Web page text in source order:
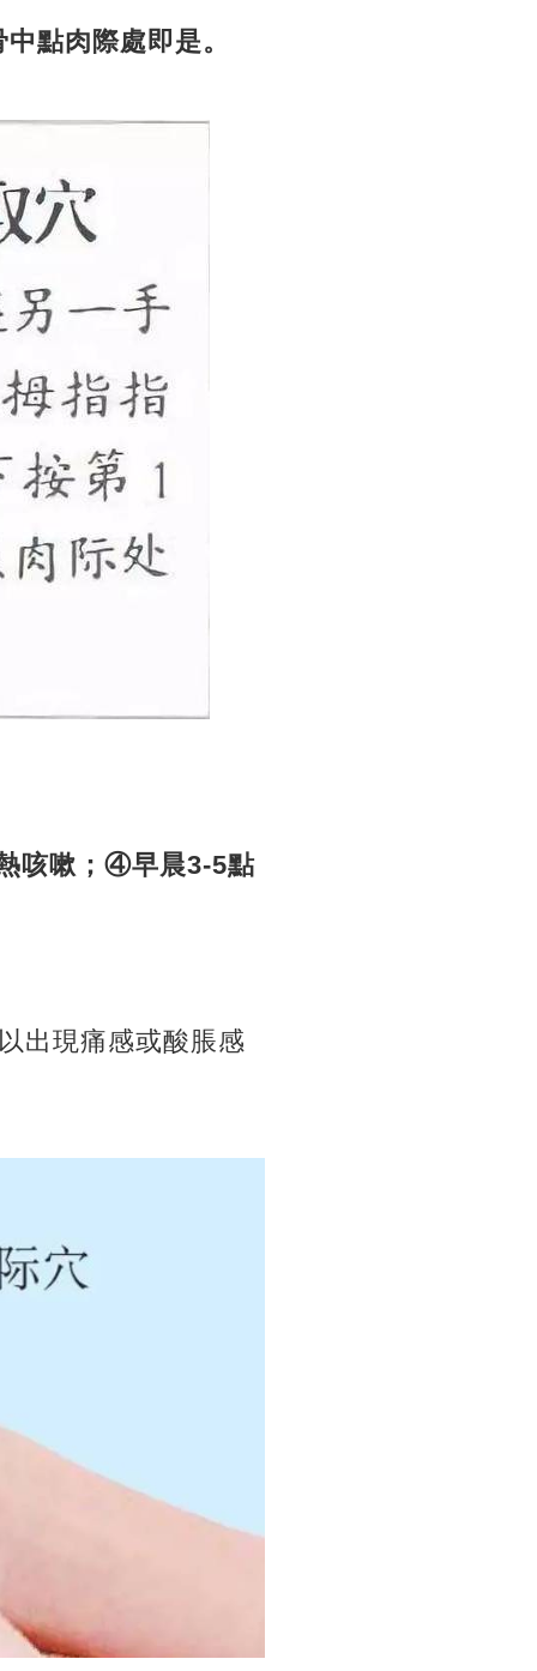
點肉際處即是。
咳嗽；④早晨3-5點
出現痛感或酸脹感